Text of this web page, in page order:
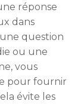
réponse
dans
question
ou une
vous
pour fournir
évite les